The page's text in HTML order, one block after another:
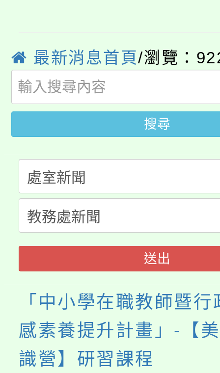
生本土語及新住民語歌
公告本校115學年度第
代理(課)教師甄選結果(
公告本校115學年度第
代理(課)教師甄選結果(
轉知中國文化大學推廣
《TA101》溝通分析基
程，歡迎學生輔導中心
心理、諮商輔導、社會
系所師生報名參加。
轉知苗栗縣政府辦理
縣市「校園短影音徵選
門員」簡章及活動海報
踴躍報名參加。
要點
「桃園市補助參觀特色
展演活動實施計畫」
115年度「教育部表揚
義教育推展貢獻獎」
最新消息首頁/瀏覽：
搜尋
送出
「中小學在職教師暨
感素養提升計畫」-【
識營】研習課程